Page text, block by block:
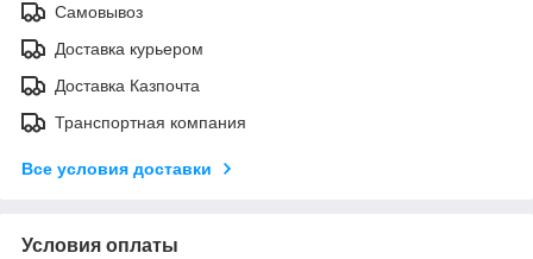
Самовывоз
Доставка курьером
Доставка Казпочта
Транспортная компания
Все условия доставки
Условия оплаты